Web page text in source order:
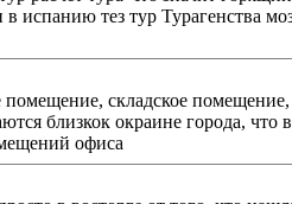
близкок окраине города, что
Аренда - аренда помещений офиса